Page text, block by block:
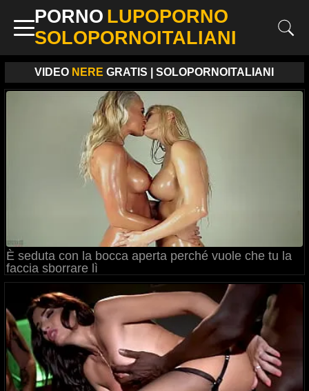
PORNO LUPOPORNO
SOLOPORNOITALIANI
VIDEO NERE GRATIS | SOLOPORNOITALIANI
È seduta con la bocca aperta perché vuole che tu la
faccia sborrare lì